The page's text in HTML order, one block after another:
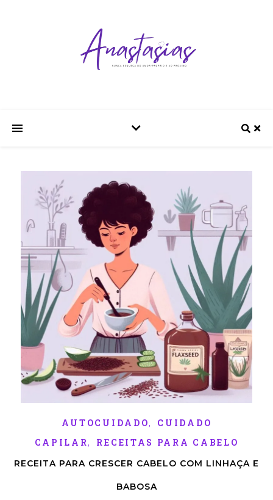
AUTOCUIDADO,
CUIDADO
CAPILAR, RECEITAS PARA CABELO
RECEITA PARA CRESCER CABELO COM LINHAÇA E
BABOSA